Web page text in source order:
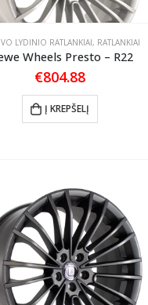
LYDINIO RATLANKIAI, RATLANKIAI
Wheels Presto – R22
€804.88
Į KREPŠELĮ